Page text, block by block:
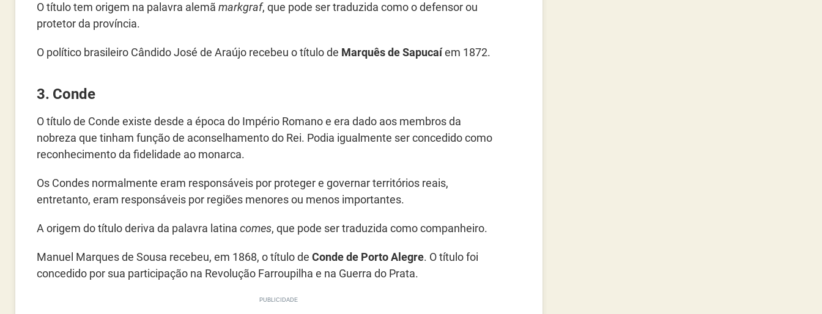
O título tem origem na palavra alemã markgraf, que pode ser traduzida como o defensor ou
protetor da província.
O político brasileiro Cândido José de Araújo recebeu o título de Marquês de Sapucaíem 1872.
3. Conde
O título de Conde existe desde a época do Império Romano e era dado aos membros da
nobreza que tinham função de aconselhamento do Rei. Podia igualmente ser concedido como
reconhecimento da fidelidade ao monarca.
Os Condes normalmente eram responsáveis por proteger e governar territórios reais,
entretanto, eram responsáveis por regiões menores ou menos importantes.
A origem do título deriva da palavra latina comes, que pode ser traduzida como companheiro.
Manuel Marques de Sousa recebeu, em 1868, o título de Conde de Porto Alegre. O título foi
concedido por sua participação na Revolução Farroupilha e na Guerra do Prata.